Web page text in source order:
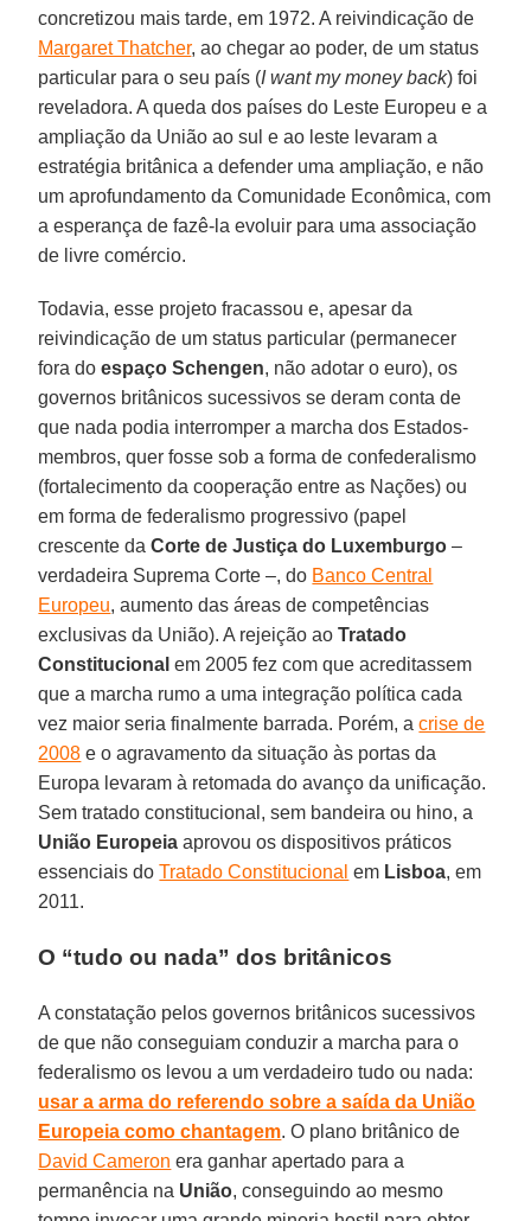
concretizou mais tarde, em 1972. A reivindicação de
Margaret Thatcher, ao chegar ao poder, de um status
particular para o seu país (I want my money back) foi
reveladora. A queda dos países do Leste Europeu e a
ampliação da União ao sul e ao leste levaram a
estratégia britânica a defender uma ampliação, e não
um aprofundamento da Comunidade Econômica, com
a esperança de fazê-la evoluir para uma associação
de livre comércio.
Todavia, esse projeto fracassou e, apesar da
reivindicação de um status particular (permanecer
fora doespaço Schengen, não adotar o euro), os
governos britânicos sucessivos se deram conta de
que nada podia interromper a marcha dos Estados-
membros, quer fosse sob a forma de confederalismo
(fortalecimento da cooperação entre as Nações) ou
em forma de federalismo progressivo (papel
crescente daCorte de Justiça do Luxemburgo –
verdadeira Suprema Corte –, do Banco Central
Europeu, aumento das áreas de competências
exclusivas da União). A rejeição aoTratado
Constitucional em 2005 fez com que acreditassem
que a marcha rumo a uma integração política cada
vez maior seria finalmente barrada. Porém, acrise de
2008 e o agravamento da situação às portas da
Europa levaram à retomada do avanço da unificação.
Sem tratado constitucional, sem bandeira ou hino, a
União Europeia aprovou os dispositivos práticos
essenciais doTratado Constitucional em Lisboa, em
2011.
O “tudo ou nada” dos britânicos
A constatação pelos governos britânicos sucessivos
de que não conseguiam conduzir a marcha para o
federalismo os levou a um verdadeiro tudo ou nada:
usar a arma do referendo sobre a saída da União
Europeia como chantagem. O plano britânico de
David Cameron era ganhar apertado para a
permanência na União, conseguindo ao mesmo